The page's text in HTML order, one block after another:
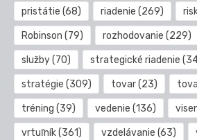
pristátie (68) riadenie (269)
Robinson (79) rozhodovanie (229)
služby(70) strategické riadenie
stratégie (309) tovar(23)
tréning (39) vedenie (136)
vrtuľník(361) vzdelávanie (63)